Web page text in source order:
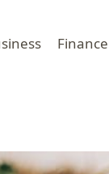
Finance